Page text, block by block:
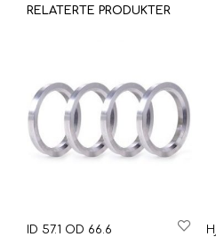
RELATERTE PRODUKTER
ID 57.1 OD 66.6